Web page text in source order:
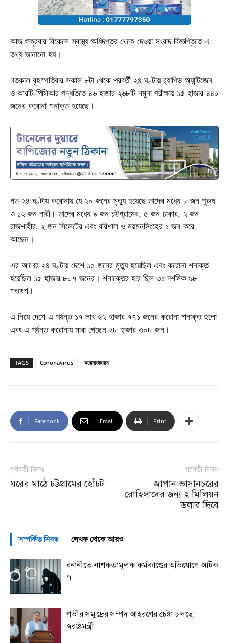
আজ শুক্রবার বিকেলে স্বাস্থ্য অধিদপ্তর থেকে দেওয়া সংবাদ বিজ্ঞপ্তিতে এ
তথ্য জানানো হয়।
গতকাল বৃহস্পতিবার সকাল ৮টা থেকে পরবর্তী ২৪ ঘণ্টায় র‍্যাপিড অ্যান্টিজেন
ও আরটি-পিসিআর পদ্ধতিতে ৪৬ হাজার ২৬৮টি নমুনা পরীক্ষায় ১৫ হাজার ৪৪০
জনের করোনা শনাক্ত হয়েছে।
গত ২৪ ঘণ্টায় করোনায় যে ২০ জনের মৃত্যু হয়েছে তাদের মধ্যে ৮ জন পুরুষ
ও ১২ জন নারী। তাদের মধ্যে ৯ জন চট্টগ্রামের, ৫ জন ঢাকার, ২ জন
রাজশাহীর, ২ জন সিলেটের এবং বরিশাল ও ময়মনসিংহের ১ জন করে
আছেন।
এর আগের ২৪ ঘণ্টায় দেশে ১৫ জনের মৃত্যু হয়েছিল এবং করোনা শনাক্ত
হয়েছিল ১৫ হাজার ৮০৭ জনের। শনাক্তের হার ছিল ৩১ দশমিক ৯৮
শতাংশ।
এ নিয়ে দেশে এ পর্যন্ত ১৭ লাখ ৬২ হাজার ৭৭১ জনের করোনা শনাক্ত হলো
এবং এ পর্যন্ত করোনায় মারা গেছেন ২৮ হাজার ৩০৮ জন।
TAGS Coronavirus করোনাভাইরাস
Facebook Email Print
পূর্ববর্তী নিবন্ধ
ঘরের মাঠে চট্টগ্রামের হোঁচট
পরবর্তী নিবন্ধ
জাপান ভাসানচরের
রোহিঙ্গাদের জন্য ২ মিলিয়ন
ডলার দিবে
সম্পর্কিত নিবন্ধ লেখক থেকে আরও
বনানীতে নাশকতামূলক কর্মকাণ্ডের অভিযোগে আটক
৭
গভীর সমুদ্রের সম্পদ আহরণের চেষ্টা চলছে:
স্বরাষ্ট্রমন্ত্রী